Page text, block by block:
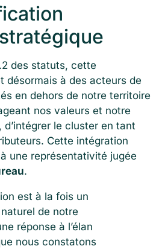
des statuts, cette
désormais à des acteurs de
en dehors de notre territoire
nos valeurs et notre
le cluster en tant
Cette intégration
une représentativité jugée
.
est à la fois un
de notre
réponse à l’élan
nous constatons